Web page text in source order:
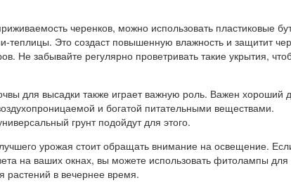
черенков, можно использовать пластиковые
теплицы. Это создаст повышенную влажность и защитит
Не забывайте регулярно проветривать такие укрытия,
для высадки также играет важную роль. Важен хороший
и богатой питательными веществами.
грунт подойдут для этого.
урожая стоит обращать внимание на освещение.
на ваших окнах, вы можете использовать фитолампы для
растений в вечернее время.